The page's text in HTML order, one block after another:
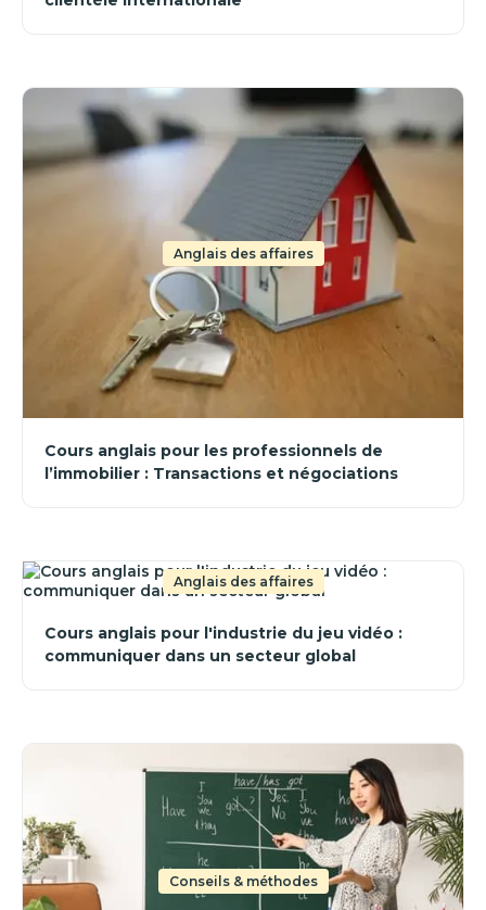
Anglais des affaires
Cours anglais pour les professionnels de
l’immobilier : Transactions et négociations
Anglais des affaires
Cours anglais pour l'industrie du jeu vidéo :
communiquer dans un secteur global
Conseils & méthodes